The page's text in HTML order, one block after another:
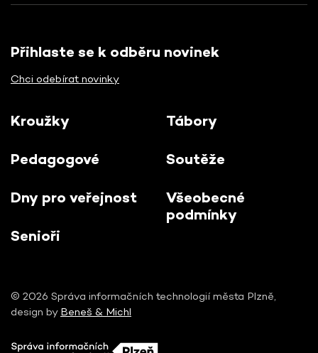
Přihlaste se k odběru novinek
Chci odebírat novinky
Kroužky
Pedagogové
Dny pro veřejnost
Senioři
Tábory
Soutěže
Všeobecné
podmínky
© 2026 Správa informačních technologií města Plzně,
design by Beneš & Michl